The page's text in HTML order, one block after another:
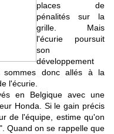
places de
pénalités sur la
grille. Mais
l'écurie poursuit
son
développement
sommes donc allés à la
l'écurie.
en Belgique avec une
Honda. Si le gain précis
de l'équipe, estime qu'on
Quand on se rappelle que